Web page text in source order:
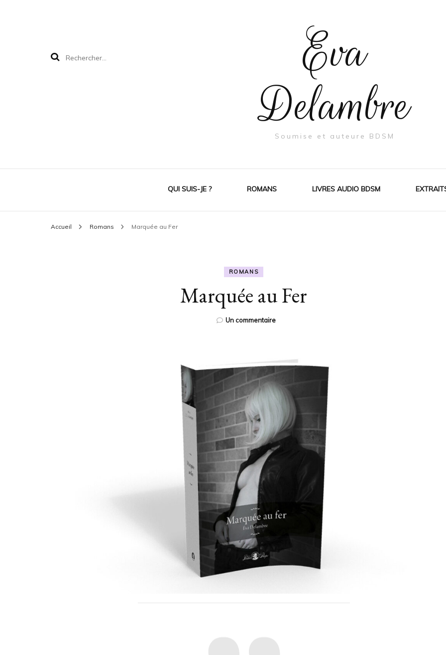
Rechercher :
Eva
Delambre
Soumise et auteure BDSM
QUI SUIS-JE ? ROMANS LIVRES AUDIO BDSM
Accueil Romans Marquée au Fer
ROMANS
Marquée au Fer
Un commentairesur